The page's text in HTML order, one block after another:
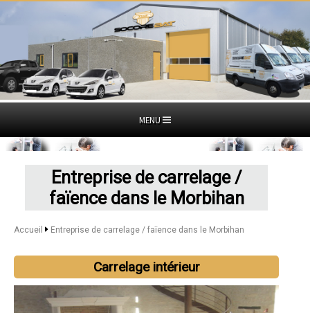
MENU
Entreprise de carrelage /
faïence dans le Morbihan
Accueil Entreprise de carrelage / faïence dans le Morbihan
Carrelage intérieur